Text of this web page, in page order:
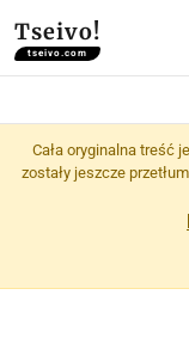
Tseivo!
tseivo.com
Cała oryginalna treść
zostały jeszcze